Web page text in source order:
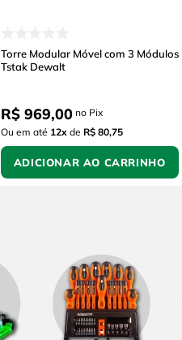
Torre Modular Móvel com 3 Módulos
Tstak Dewalt
R$ 969,00no Pix
Ou em até 12xde R$ 80,75
ADICIONAR AO CARRINHO